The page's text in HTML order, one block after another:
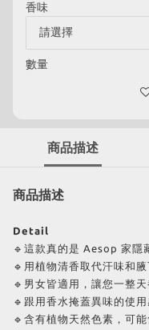
香味
數量
商品描述
商品描述
Detail
🔹這款真的是 Aesop 家隱
🔹用植物清香取代汗味和腋
🔹男女皆適用，讓您一整天
🔹跟用香水掩蓋異味的使用
🔹含有植物天然色素，可